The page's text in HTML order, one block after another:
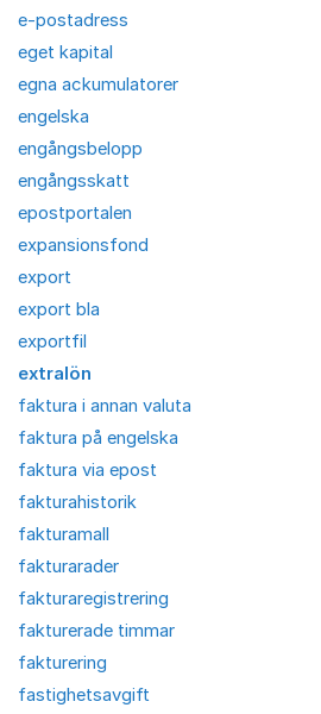
e-postadress
eget kapital
egna ackumulatorer
engelska
engångsbelopp
engångsskatt
epostportalen
expansionsfond
export
export bla
exportfil
extralön
faktura i annan valuta
faktura på engelska
faktura via epost
fakturahistorik
fakturamall
fakturarader
fakturaregistrering
fakturerade timmar
fakturering
fastighetsavgift